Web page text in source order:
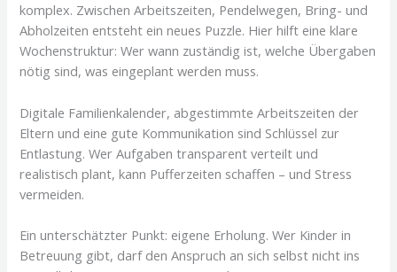
komplex. Zwischen Arbeitszeiten, Pendelwegen, Bring- und
Abholzeiten entsteht ein neues Puzzle. Hier hilft eine klare
Wochenstruktur: Wer wann zuständig ist, welche Übergaben
nötig sind, was eingeplant werden muss.
Digitale Familienkalender, abgestimmte Arbeitszeiten der
Eltern und eine gute Kommunikation sind Schlüssel zur
Entlastung. Wer Aufgaben transparent verteilt und
realistisch plant, kann Pufferzeiten schaffen – und Stress
vermeiden.
Ein unterschätzter Punkt: eigene Erholung. Wer Kinder in
Betreuung gibt, darf den Anspruch an sich selbst nicht ins